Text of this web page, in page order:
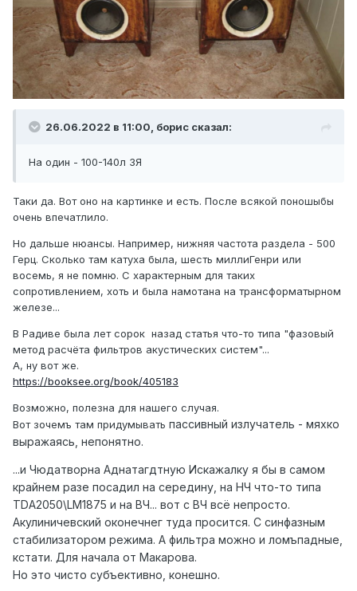
26.06.2022 в 11:00, борис сказал:
На один - 100-140л ЗЯ
Таки да. Вот оно на картинке и есть. После всякой поношыбы
очень впечатлило.
Но дальше нюансы. Например, нижняя частота раздела - 500
Герц. Сколько там катуха была, шесть миллиГенри или
восемь, я не помню. С характерным для таких
сопротивлением, хоть и была намотана на трансформатырном
железе...
В Радиве была лет сорок назад статья что-то типа "фазовый
метод расчёта фильтров акустических систем"...
А, ну вот же.
https://booksee.org/book/405183
Возможно, полезна для нашего случая.
Вот зочемъ там придумывать пассивный излучатель - мяхко
выражаясь, непонятно.
...и Чюдатворна Аднатагдтную Искажалку я бы в самом
крайнем разе посадил на середину, на НЧ что-то типа
TDA2050\LM1875 и на ВЧ... вот с ВЧ всё непросто.
Акулиничевский оконечнег туда просится. С синфазным
стабилизатором режима. А фильтра можно и ломъпадные,
кстати. Для начала от Макарова.
Но это чисто субъективно, конешно.